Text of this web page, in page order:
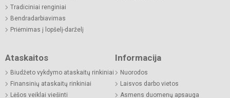
Tradiciniai renginiai
Bendradarbiavimas
Priėmimas į lopšelį-darželį
Ataskaitos
Biudžeto vykdymo ataskaitų rinkiniai
Finansinių ataskaitų rinkiniai
Lėšos veiklai viešinti
Informacija
Nuorodos
Laisvos darbo vietos
Asmens duomenų apsauga